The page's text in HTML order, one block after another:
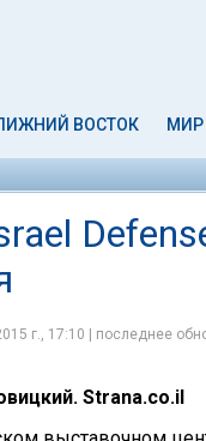
ВОСТОК МИР
г., 17:10 | последнее
Strana.co.il